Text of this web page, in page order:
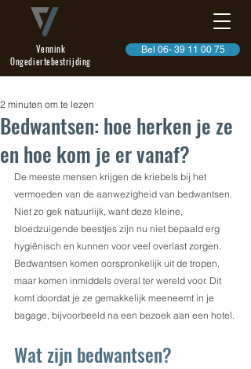
Bel 06- 39 11 00 75
Vennink
Ongediertebestrijding
Bedwantsen: hoe herken je ze
en hoe kom je er vanaf?
2 minuten om te lezen
De meeste mensen krijgen de kriebels bij het
vermoeden van de aanwezigheid van bedwantsen.
Niet zo gek natuurlijk, want deze kleine,
bloedzuigende beestjes zijn nu niet bepaald erg
hygiënisch en kunnen voor veel overlast zorgen.
Bedwantsen komen oorspronkelijk uit de tropen,
maar komen inmiddels overal ter wereld voor. Dit
komt doordat je ze gemakkelijk meeneemt in je
bagage, bijvoorbeeld na een bezoek aan een hotel.
Wat zijn bedwantsen?